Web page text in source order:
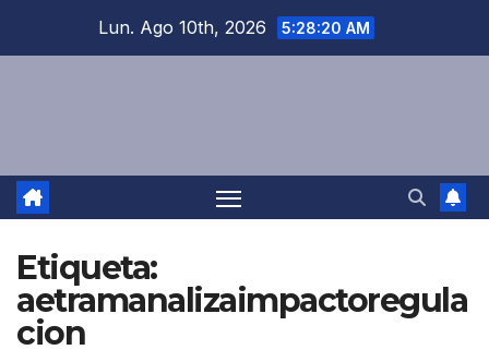
Lun. Ago 10th, 2026 5:28:21 AM
Etiqueta:
aetramanalizaimpactoregula
cion